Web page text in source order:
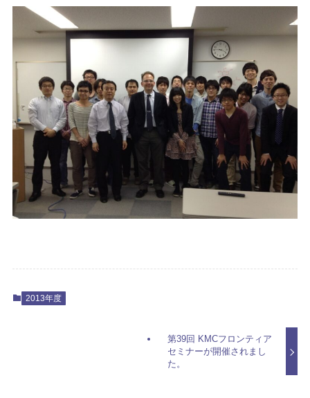
2013年度
第39回 KMCフロンティア
セミナーが開催されまし
た。